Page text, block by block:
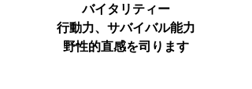
バイタリティー
行動力、サバイバル能力
野性的直感を司ります